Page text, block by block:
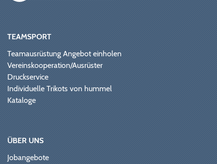
TEAMSPORT
Teamausrüstung Angebot einholen
Vereinskooperation/Ausrüster
Druckservice
Individuelle Trikots von hummel
Kataloge
ÜBER UNS
Jobangebote